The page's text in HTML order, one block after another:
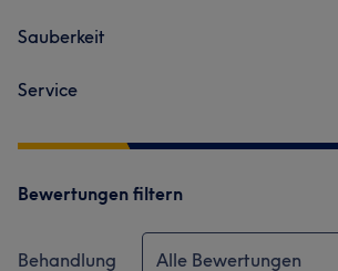
Sauberkeit
Service
Bewertungen filtern
Behandlung Alle Bewertungen